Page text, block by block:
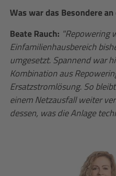
Was war das Besondere
Beate Rauch: "Repowering
Einfamilienhausbereich
umgesetzt. Spannend war
Kombination aus
Ersatzstromlösung. So
einem Netzausfall weiter
dessen, was die Anlage